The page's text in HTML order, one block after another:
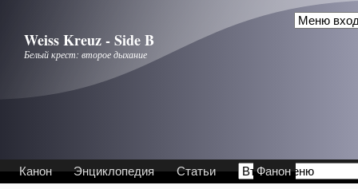
Weiss Kreuz - Side B
Белый крест: второе дыхание
Канон Энциклопедия Статьи Фанон